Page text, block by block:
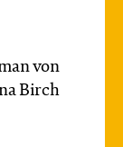
von
Birch